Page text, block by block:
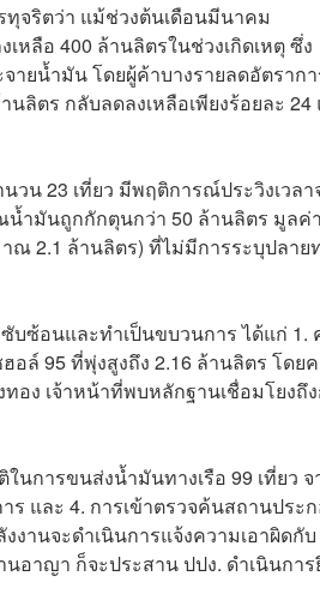
ทุจริตว่า แม้ช่วงต้นเดือนมีนาคม
หลือ 400 ล้านลิตรในช่วงเกิดเหตุ ซึ่ง
ยน้ำมัน โดยผู้ค้าบางรายลดอัตราก
ลิตร กลับลดลงเหลือเพียงร้อยละ 24
น 23 เที่ยว มีพฤติการณ์ประวิงเวลา
น้ำมันถูกกักตุนกว่า 50 ล้านลิตร มูลค่
ณ 2.1 ล้านลิตร) ที่ไม่มีการระบุปลาย
บซ้อนและทำเป็นขบวนการ ได้แก่ 1.
ล์ 95 ที่พุ่งสูงถึง 2.16 ล้านลิตร โดย
อง เจ้าหน้าที่พบหลักฐานเชื่อมโยงถึ
นการขนส่งน้ำมันทางเรือ 99 เที่ยว จ
และ 4. การเข้าตรวจค้นสถานประ
านจะดำเนินการแจ้งความเอาผิดกับ
อาญา ก็จะประสาน ปปง. ดำเนินการ